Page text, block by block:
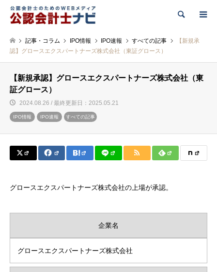
検索
記事・コラム IPO情報 IPO速報 すべての記事
【新規承
認】グロースエクスパートナーズ株式会社（東証グロース）
【新規承認】グロースエクスパートナーズ株式会社（東
証グロース）
2024.08.26 / 最終更新日：2025.05.21
IPO情報 IPO速報 すべての記事
グロースエクスパートナーズ株式会社の上場が承認。
企業名
グロースエクスパートナーズ株式会社